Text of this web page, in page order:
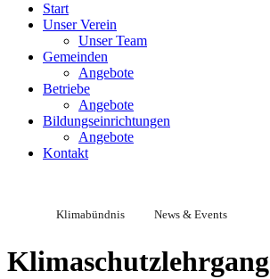
Start
Unser Verein
Unser Team
Gemeinden
Angebote
Betriebe
Angebote
Bildungseinrichtungen
Angebote
Kontakt
Klimabündnis News & Events
Klimaschutzlehrgang